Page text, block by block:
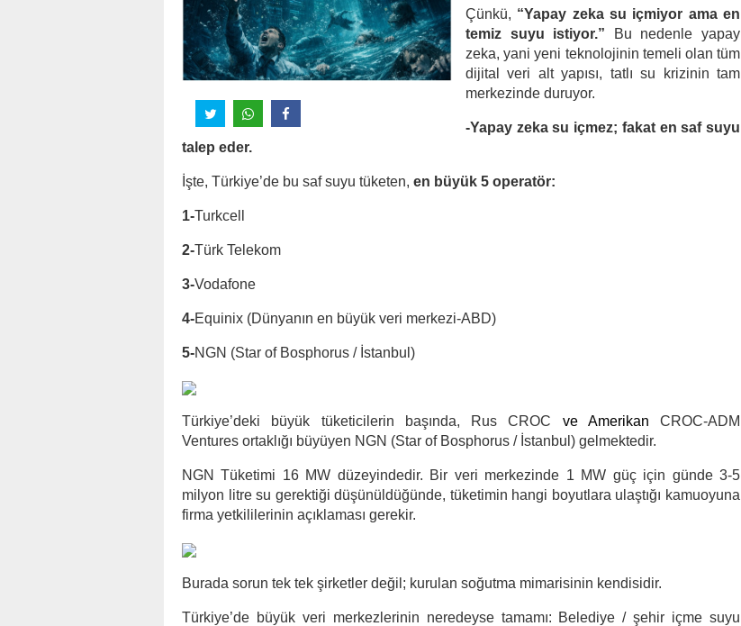
Çünkü, “Yapay zeka su içmiyor ama en
temiz suyu istiyor.” Bu nedenle yapay
zeka, yani yeni teknolojinin temeli olan tüm
dijital veri alt yapısı, tatlı su krizinin tam
merkezinde duruyor.
-Yapay zeka su içmez; fakat en saf suyu
talep eder.
İşte, Türkiye’de bu saf suyu tüketen, en büyük 5 operatör:
1-Turkcell
2-Türk Telekom
3-Vodafone
4-Equinix (Dünyanın en büyük veri merkezi-ABD)
5-NGN (Star of Bosphorus / İstanbul)
Türkiye’deki büyük tüketicilerin başında, Rus CROC ve Amerikan CROC-ADM
Ventures ortaklığı büyüyen NGN (Star of Bosphorus / İstanbul) gelmektedir.
NGN Tüketimi 16 MW düzeyindedir. Bir veri merkezinde 1 MW güç için günde 3-5
milyon litre su gerektiği düşünüldüğünde, tüketimin hangi boyutlara ulaştığı kamuoyuna
firma yetkililerinin açıklaması gerekir.
Burada sorun tek tek şirketler değil; kurulan soğutma mimarisinin kendisidir.
Türkiye’de büyük veri merkezlerinin neredeyse tamamı: Belediye / şehir içme suyu